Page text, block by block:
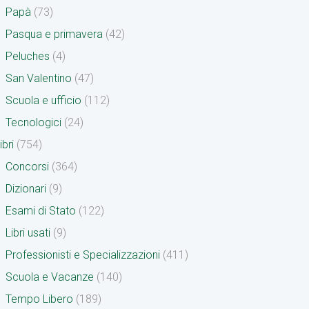
Papà (73)
Pasqua e primavera (42)
Peluches (4)
San Valentino (47)
Scuola e ufficio (112)
Tecnologici (24)
(754)
Concorsi (364)
Dizionari (9)
Esami di Stato (122)
Libri usati (9)
Professionisti e Specializzazioni (411)
Scuola e Vacanze (140)
Tempo Libero (189)